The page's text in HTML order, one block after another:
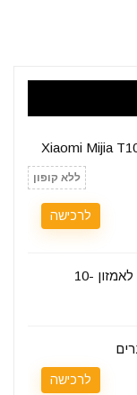
ללא קופון
לרכישה
עדכון שבועי קופונים שווים לאמזון 10-
לרכישה